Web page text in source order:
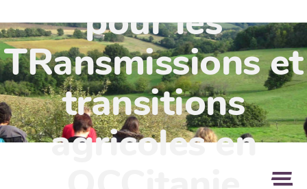
pour les
TRansmissions et
transitions
agricoles en